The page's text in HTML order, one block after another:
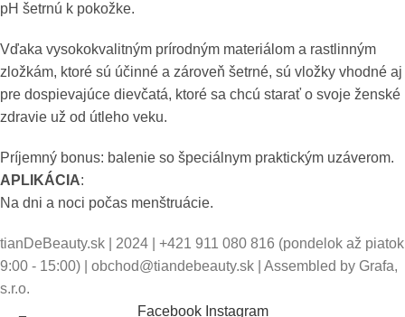
pH šetrnú k pokožke.
Vďaka vysokokvalitným prírodným materiálom a rastlinným
zložkám, ktoré sú účinné a zároveň šetrné, sú vložky vhodné aj
pre dospievajúce dievčatá, ktoré sa chcú starať o svoje ženské
zdravie už od útleho veku.
Príjemný bonus: balenie so špeciálnym praktickým uzáverom.
APLIKÁCIA:
Na dni a noci počas menštruácie.
tianDeBeauty.sk | 2024 | +421 911 080 816 (pondelok až piatok
9:00 - 15:00) | obchod@tiandebeauty.sk | Assembled by Grafa,
s.r.o.
Facebook Instagram